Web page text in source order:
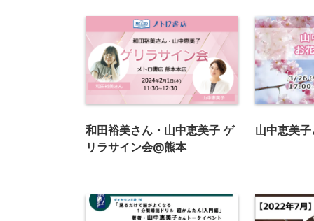
和田裕美さん・山中恵美子 ゲ
リラサイン会@熊本
山中恵美